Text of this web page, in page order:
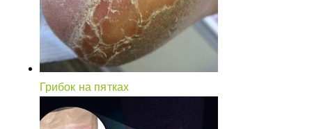
Грибок на пятках